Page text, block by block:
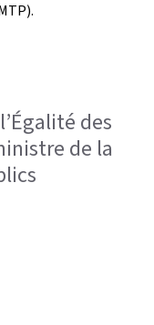
des
de la